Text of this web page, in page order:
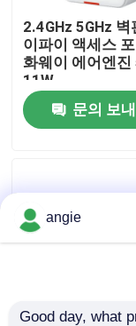
품질 관리
저희와 연락
랙 스토리지 서
2.4GHz 5GHz 벽
이파이 액세스
화웨이 에어엔
11W
문의 보
angie
Good day, what